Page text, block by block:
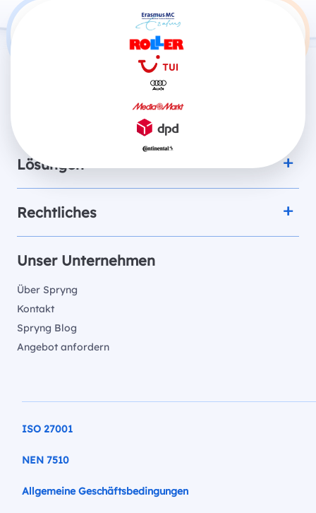
Lösungen
Rechtliches
Unser Unternehmen
Über Spryng
Kontakt
Spryng Blog
Angebot anfordern
ISO 27001
NEN 7510
Allgemeine Geschäftsbedingungen